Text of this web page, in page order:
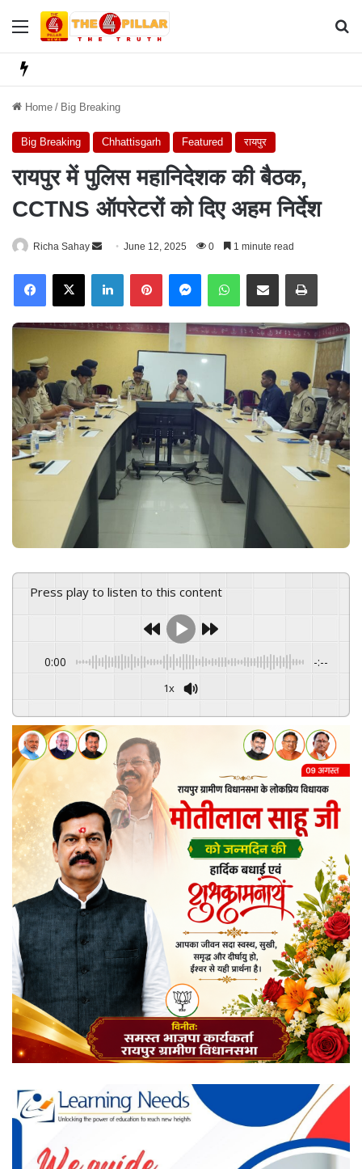
Menu
Home / Big Breaking
Big Breaking Chhattisgarh Featured रायपुर
रायपुर में पुलिस महानिदेशक की बैठक,
CCTNS ऑपरेटरों को दिए अहम निर्देश
Richa Sahay
n
d
a
m
a
i
June 12, 2025 0 1 minute read
X
Press play to listen to this content
0:00 -:--
1x